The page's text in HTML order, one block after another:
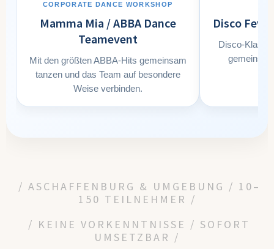
CORPORATE DANCE WORKSHOP
Mamma Mia / ABBA Dance
Teamevent
Mit den größten ABBA-Hits gemeinsam
tanzen und das Team auf besondere
Weise verbinden.
Disco
Disco-
/ ASCHAFFENBURG & UMGEBUNG / 10–
150 TEILNEHMER /
/ KEINE VORKENNTNISSE / SOFORT
UMSETZBAR /